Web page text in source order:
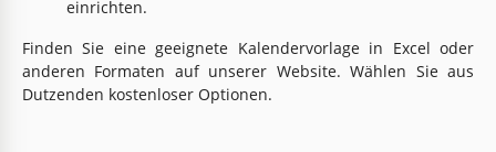
einrichten.
Finden Sie eine geeignete Kalendervorlage in Excel oder
anderen Formaten auf unserer Website. Wählen Sie aus
Dutzenden kostenloser Optionen.